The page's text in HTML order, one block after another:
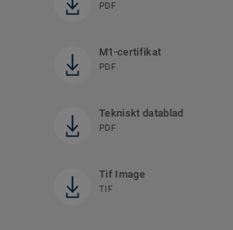
PDF
M1-certifikat
PDF
Tekniskt datablad
PDF
Tif Image
TIF